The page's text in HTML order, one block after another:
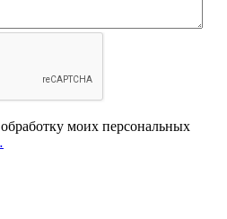
моих персональных